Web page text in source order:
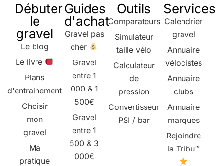
Débuter
le
gravel
Le blog
Le livre
Plans
d'entrainement
Choisir
mon
gravel
Ma
pratique
Guides
d'achat
Gravel pas
cher
Gravel
entre 1
000 & 1
500€
Gravel
entre 1
500 & 3
000€
Outils
Comparateurs
Simulateur
taille vélo
Calculateur
de
pression
Convertisseur
PSI / bar
Services
Calendrier
gravel
Annuaire
vélocistes
Annuaire
clubs
Annuaire
marques
Rejoindre
la Tribu™